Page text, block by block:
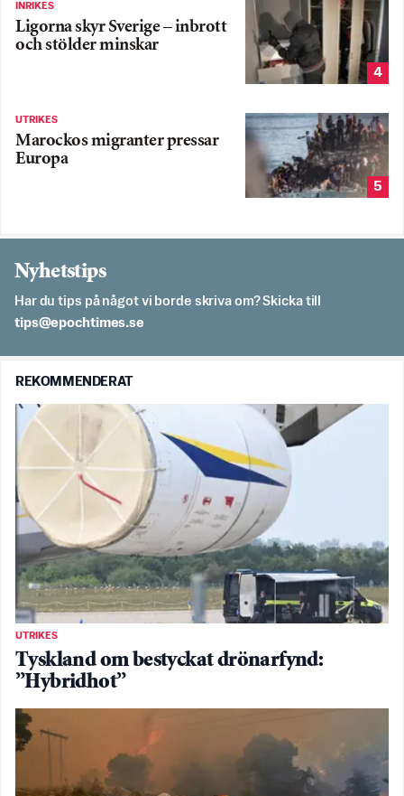
INRIKES
Ligorna skyr Sverige – inbrott
och stölder minskar
4
UTRIKES
Marockos migranter pressar
Europa
5
Nyhetstips
Har du tips på något vi borde skriva om? Skicka till
es.semithcope@spit
REKOMMENDERAT
UTRIKES
Tyskland om bestyckat drönarfynd:
”Hybridhot”